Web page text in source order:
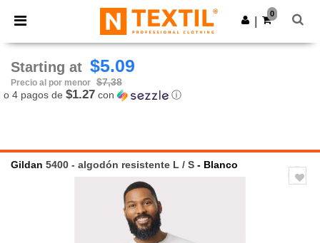
× App de Ntextil
¡Mejores precios en app!
Descargar app
0
Starting at $5.09
Precio al por menor $7,38
o 4 pagos de $1.27 con ⓘ
Gildan 5400 - algodón resistente L / S - Blanco